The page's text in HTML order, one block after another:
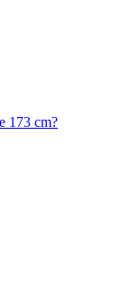
173 cm?